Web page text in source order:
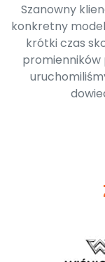
Szanowny
konkretny
krótki czas
promienników